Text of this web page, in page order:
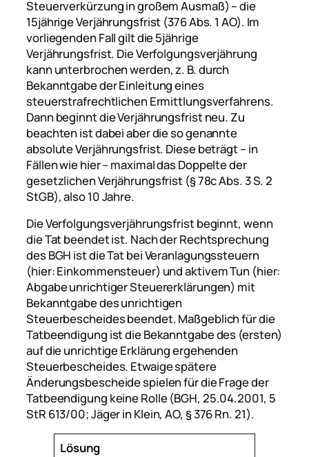
Steuerverkürzung in großem Ausmaß) – die
15jährige Verjährungsfrist (376 Abs. 1 AO). Im
vorliegenden Fall gilt die 5jährige
Verjährungsfrist. Die Verfolgungsverjährung
kann unterbrochen werden, z. B. durch
Bekanntgabe der Einleitung eines
steuerstrafrechtlichen Ermittlungsverfahrens.
Dann beginnt die Verjährungsfrist neu. Zu
beachten ist dabei aber die so genannte
absolute Verjährungsfrist. Diese beträgt – in
Fällen wie hier – maximal das Doppelte der
gesetzlichen Verjährungsfrist (§ 78c Abs. 3 S. 2
StGB), also 10 Jahre.
Die Verfolgungsverjährungsfrist beginnt, wenn
die Tat beendet ist. Nach der Rechtsprechung
des BGH ist die Tat bei Veranlagungssteuern
(hier: Einkommensteuer) und aktivem Tun (hier:
Abgabe unrichtiger Steuererklärungen) mit
Bekanntgabe des unrichtigen
Steuerbescheides beendet. Maßgeblich für die
Tatbeendigung ist die Bekanntgabe des (ersten)
auf die unrichtige Erklärung ergehenden
Steuerbescheides. Etwaige spätere
Änderungsbescheide spielen für die Frage der
Tatbeendigung keine Rolle (BGH, 25.04.2001, 5
StR 613/00;Jägerin Klein, AO, § 376 Rn. 21).
Lösung